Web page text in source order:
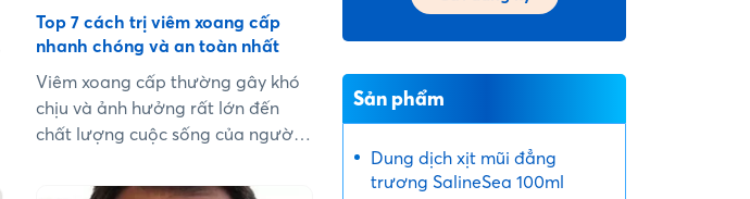
tìm hiểu chi tiết trong bài viết
dưới đây....
Top 7 cách trị viêm xoang cấp
nhanh chóng và an toàn nhất
Viêm xoang cấp thường gây khó
chịu và ảnh hưởng rất lớn đến
chất lượng cuộc sống của người
sẽ cung cấp cho bạn Top 7 cách trị
Sản phẩm
Dung dịch xịt mũi đẳng
trương SalineSea 100ml